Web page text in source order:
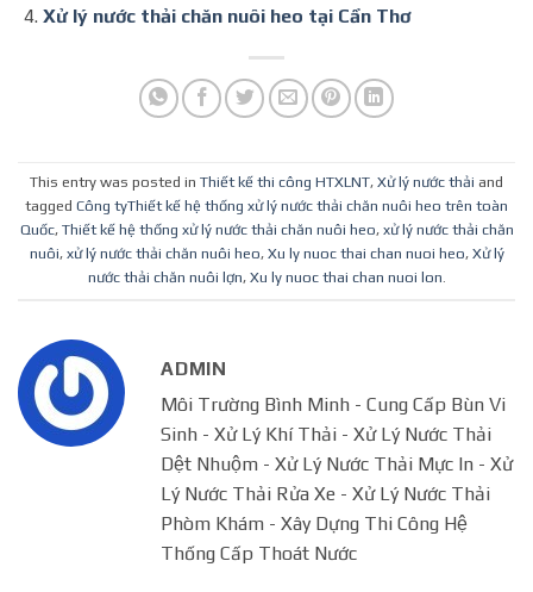
Xử lý nước thải chăn nuôi heo tại Cần Thơ
This entry was posted in Thiết kế thi công HTXLNT, Xử lý nước thải and
tagged Công tyThiết kế hệ thống xử lý nước thải chăn nuôi heo trên toàn
Quốc, Thiết kế hệ thống xử lý nước thải chăn nuôi heo, xử lý nước thải chăn
nuôi, xử lý nước thải chăn nuôi heo, Xu ly nuoc thai chan nuoi heo, Xử lý
nước thải chăn nuôi lợn, Xu ly nuoc thai chan nuoi lon.
ADMIN
Môi Trường Bình Minh - Cung Cấp Bùn Vi
Sinh - Xử Lý Khí Thải - Xử Lý Nước Thải
Dệt Nhuộm - Xử Lý Nước Thải Mực In - Xử
Lý Nước Thải Rửa Xe - Xử Lý Nước Thải
Phòm Khám - Xây Dựng Thi Công Hệ
Thống Cấp Thoát Nước